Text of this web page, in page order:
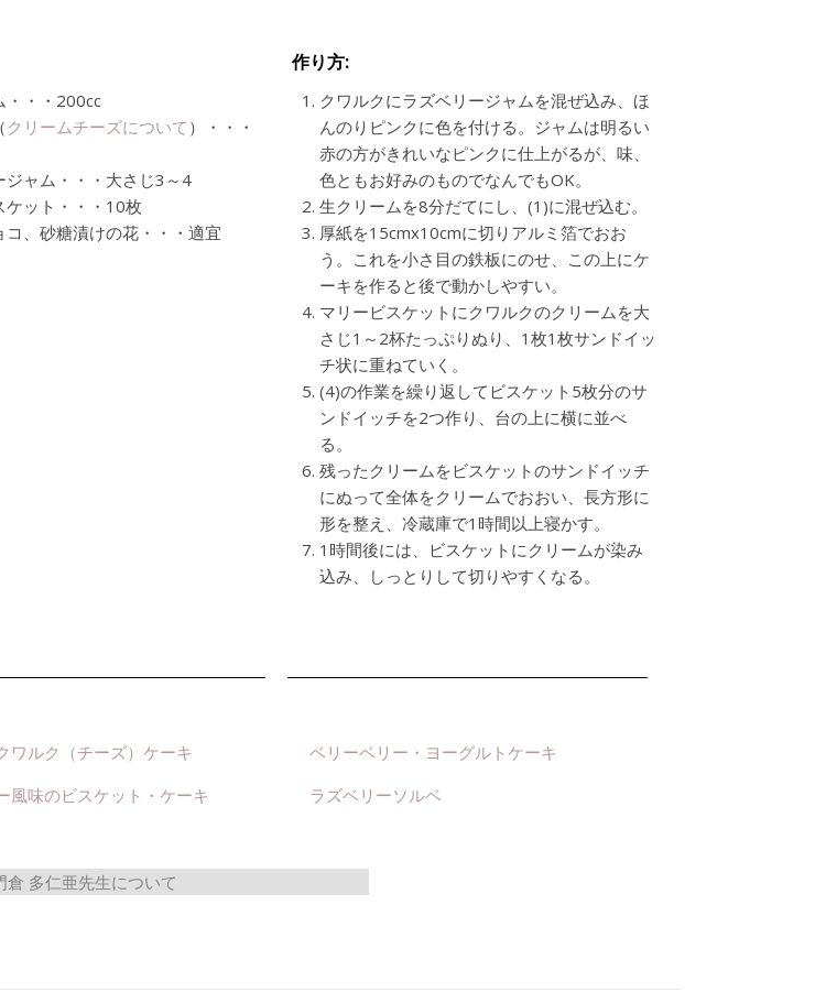
・・・200cc
クリームチーズについて ）・・・
ジャム・・・大さじ3～4
ケット・・・10枚
コ、砂糖漬けの花・・・適宜
作り方:
クワルクにラズベリージャムを混ぜ込み、ほ
んのりピンクに色を付ける。ジャムは明るい
赤の方がきれいなピンクに仕上がるが、味、
色ともお好みのものでなんでもOK。
生クリームを8分だてにし、(1)に混ぜ込む。
厚紙を15cmx10cmに切りアルミ箔でおお
う。これを小さ目の鉄板にのせ、この上にケ
ーキを作ると後で動かしやすい。
マリービスケットにクワルクのクリームを大
さじ1～2杯たっぷりぬり、1枚1枚サンドイッ
チ状に重ねていく。
(4)の作業を繰り返してビスケット5枚分のサ
ンドイッチを2つ作り、台の上に横に並べ
る。
残ったクリームをビスケットのサンドイッチ
にぬって全体をクリームでおおい、長方形に
形を整え、冷蔵庫で1時間以上寝かす。
1時間後には、ビスケットにクリームが染み
込み、しっとりして切りやすくなる。
ワルク（チーズ）ケーキ
風味のビスケット・ケーキ
ベリーベリー・ヨーグルトケーキ
ラズベリーソルベ
倉 多仁亜先生について